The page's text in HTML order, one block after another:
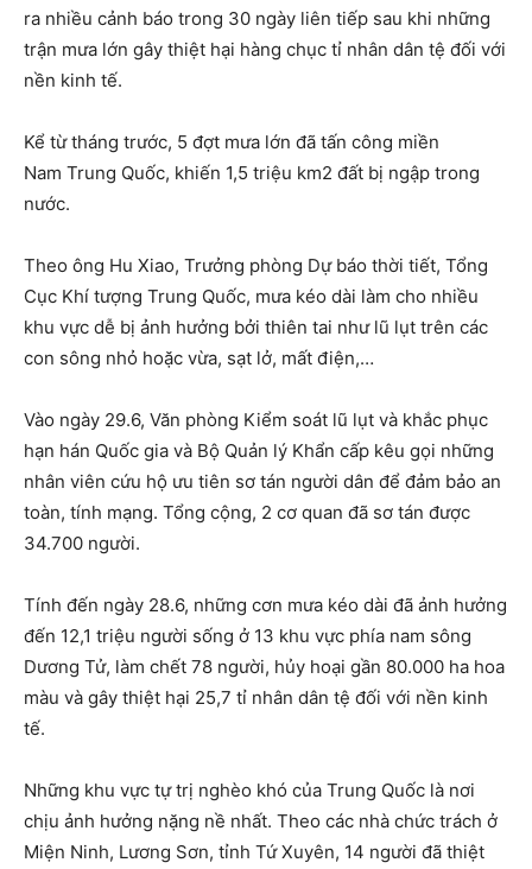
ra nhiều cảnh báo trong 30 ngày liên tiếp sau khi những
trận mưa lớn gây thiệt hại hàng chục tỉ nhân dân tệ đối với
nền kinh tế.
Kể từ tháng trước, 5 đợt mưa lớn đã tấn công miền
Nam Trung Quốc, khiến 1,5 triệu km2 đất bị ngập trong
nước.
Theo ông Hu Xiao, Trưởng phòng Dự báo thời tiết, Tổng
Cục Khí tượng Trung Quốc, mưa kéo dài làm cho nhiều
khu vực dễ bị ảnh hưởng bởi thiên tai như lũ lụt trên các
con sông nhỏ hoặc vừa, sạt lở, mất điện,…
Vào ngày 29.6, Văn phòng Kiểm soát lũ lụt và khắc phục
hạn hán Quốc gia và Bộ Quản lý Khẩn cấp kêu gọi những
nhân viên cứu hộ ưu tiên sơ tán người dân để đảm bảo an
toàn, tính mạng. Tổng cộng, 2 cơ quan đã sơ tán được
34.700 người.
Tính đến ngày 28.6, những cơn mưa kéo dài đã ảnh hưởng
đến 12,1 triệu người sống ở 13 khu vực phía nam sông
Dương Tử, làm chết 78 người, hủy hoại gần 80.000 ha hoa
màu và gây thiệt hại 25,7 tỉ nhân dân tệ đối với nền kinh
tế.
Những khu vực tự trị nghèo khó của Trung Quốc là nơi
chịu ảnh hưởng nặng nề nhất. Theo các nhà chức trách ở
Miện Ninh, Lương Sơn, tỉnh Tứ Xuyên, 14 người đã thiệt